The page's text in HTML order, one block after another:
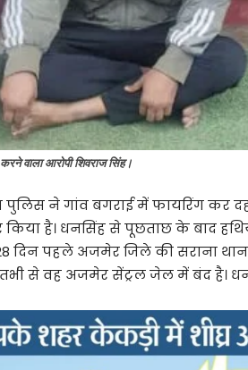
वाला आरोपी शिवराज सिंह।
पुलिस ने गांव बगराई में फायरिंग
है। धनसिंह से पूछताछ के बाद
पहले अजमेर जिले की सराना
से वह अजमेर सेंट्रल जेल में बंद है।